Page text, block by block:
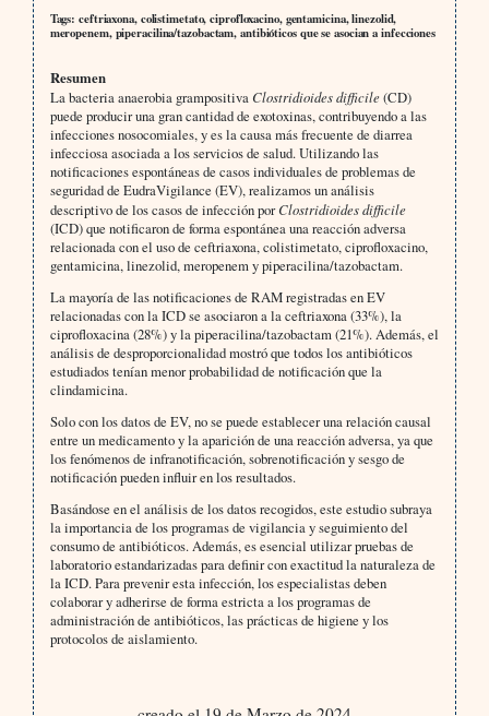
Tags: ceftriaxona, colistimetato, ciprofloxacino, gentamicina, linezolid,
meropenem, piperacilina/tazobactam, antibióticos que se asocian a infecciones
Resumen
La bacteria anaerobia grampositivaClostridioides difficile(CD)
puede producir una gran cantidad de exotoxinas, contribuyendo a las
infecciones nosocomiales, y es la causa más frecuente de diarrea
infecciosa asociada a los servicios de salud. Utilizando las
notificaciones espontáneas de casos individuales de problemas de
seguridad de EudraVigilance (EV), realizamos un análisis
descriptivo de los casos de infección porClostridioides difficile
(ICD) que notificaron de forma espontánea una reacción adversa
relacionada con el uso de ceftriaxona, colistimetato, ciprofloxacino,
gentamicina, linezolid, meropenem y piperacilina/tazobactam.
La mayoría de las notificaciones de RAM registradas en EV
relacionadas con la ICD se asociaron a la ceftriaxona (33%), la
ciprofloxacina (28%) y la piperacilina/tazobactam (21%). Además, el
análisis de desproporcionalidad mostró que todos los antibióticos
estudiados tenían menor probabilidad de notificación que la
clindamicina.
Solo con los datos de EV, no se puede establecer una relación causal
entre un medicamento y la aparición de una reacción adversa, ya que
los fenómenos de infranotificación, sobrenotificación y sesgo de
notificación pueden influir en los resultados.
Basándose en el análisis de los datos recogidos, este estudio subraya
la importancia de los programas de vigilancia y seguimiento del
consumo de antibióticos. Además, es esencial utilizar pruebas de
laboratorio estandarizadas para definir con exactitud la naturaleza de
la ICD. Para prevenir esta infección, los especialistas deben
colaborar y adherirse de forma estricta a los programas de
administración de antibióticos, las prácticas de higiene y los
protocolos de aislamiento.